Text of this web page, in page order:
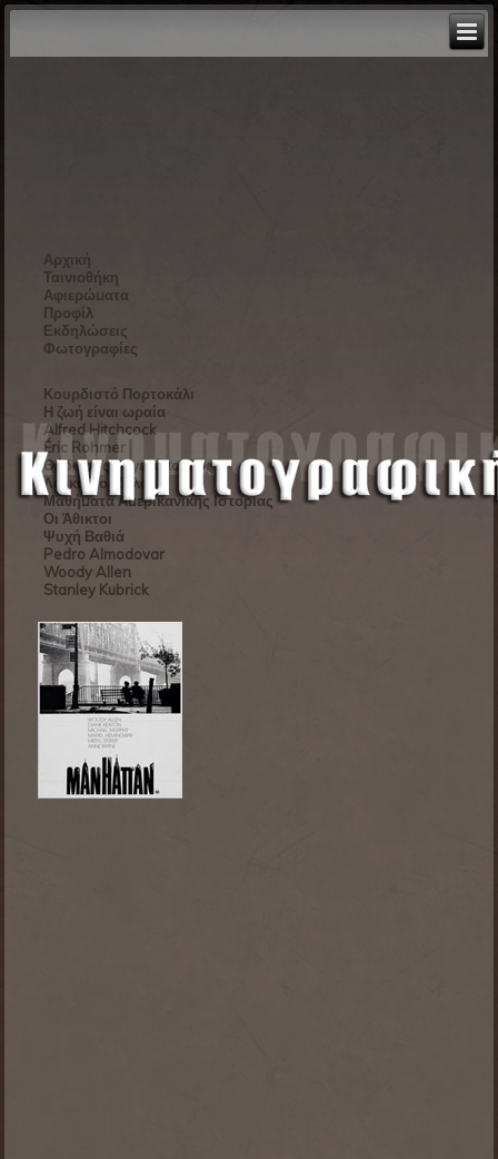
Αρχική
Ταινιοθήκη
Αφιερώματα
Προφίλ
Εκδηλώσεις
Φωτογραφίες
Κουρδιστό Πορτοκάλι
Η ζωή είναι ωραία
Alfred Hitchcock
Éric Rohmer
Θόδωρος Αγγελόπουλος
Λευκή Κορδέλα
Μαθήματα Αμερικανικής Ιστορίας
Οι Άθικτοι
Ψυχή Βαθιά
Pedro Almodovar
Woody Allen
Stanley Kubrick